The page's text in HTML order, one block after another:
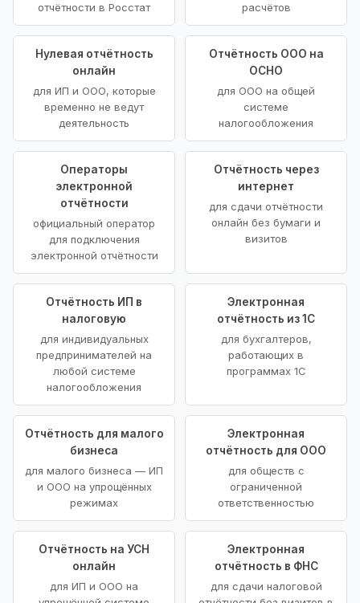
отчётности в Росстат
расчётов
Нулевая отчётность
онлайн
для ИП и ООО, которые
временно не ведут
деятельность
Отчётность ООО на
ОСНО
для ООО на общей
системе
налогообложения
Операторы
электронной
отчётности
официальный оператор
для подключения
электронной отчётности
Отчётность через
интернет
для сдачи отчётности
онлайн без бумаги и
визитов
Отчётность ИП в
налоговую
для индивидуальных
предпринимателей на
любой системе
налогообложения
Электронная
отчётность из 1С
для бухгалтеров,
работающих в
программах 1С
Отчётность для малого
бизнеса
для малого бизнеса — ИП
и ООО на упрощённых
режимах
Электронная
отчётность для ООО
для обществ с
ограниченной
ответственностью
Отчётность на УСН
онлайн
для ИП и ООО на
Электронная
отчётность в ФНС
для сдачи налоговой